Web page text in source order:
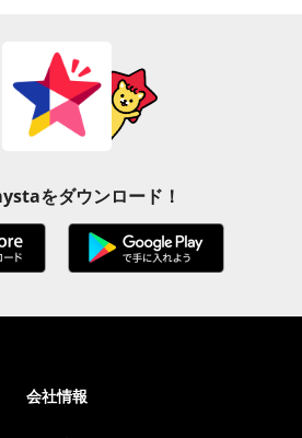
をダウンロード！
会社情報